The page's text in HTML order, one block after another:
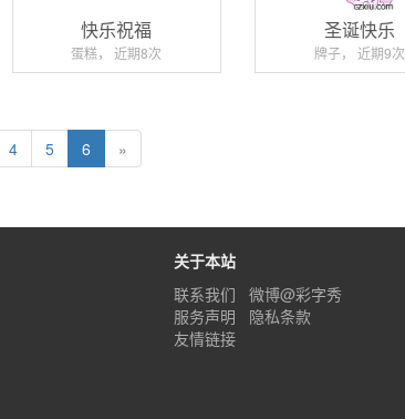
快乐祝福
蛋糕， 近期8次
圣诞快乐
牌子， 近期9次
4 5 6 »
关于本站
联系我们
微博@彩字秀
服务声明
隐私条款
友情链接